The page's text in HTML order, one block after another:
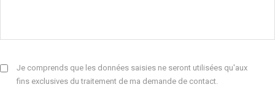
Je comprends que les données saisies ne seront utilisées qu'aux
fins exclusives du traitement de ma demande de contact.